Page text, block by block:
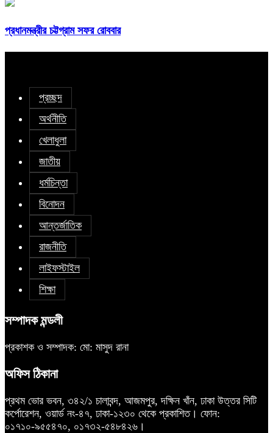
প্রধানমন্ত্রীর চট্টগ্রাম সফর রোববার
প্রচ্ছদ
অর্থনীতি
খেলাধুলা
জাতীয়
ধর্মচিন্তা
বিনোদন
আন্তর্জাতিক
রাজনীতি
লাইফস্টাইল
শিক্ষা
সম্পাদক মন্ডলী
প্রকাশক ও সম্পাদক: মো: মাসুদ রানা
অফিস ঠিকানা
প্রথম ভোর ভবন, ৩৪২/১ চালাবন্দ, আজমপুর, দক্ষিন খাঁন, ঢাকা উত্তর সিটি
কর্পোরেশন, ওয়ার্ড নং-৪৭, ঢাকা-১২৩০ থেকে প্রকাশিত। ফোন:
০১৭১০-৯৫৫৪৭০, ০১৭৩২-৫৪৮৪২৬।